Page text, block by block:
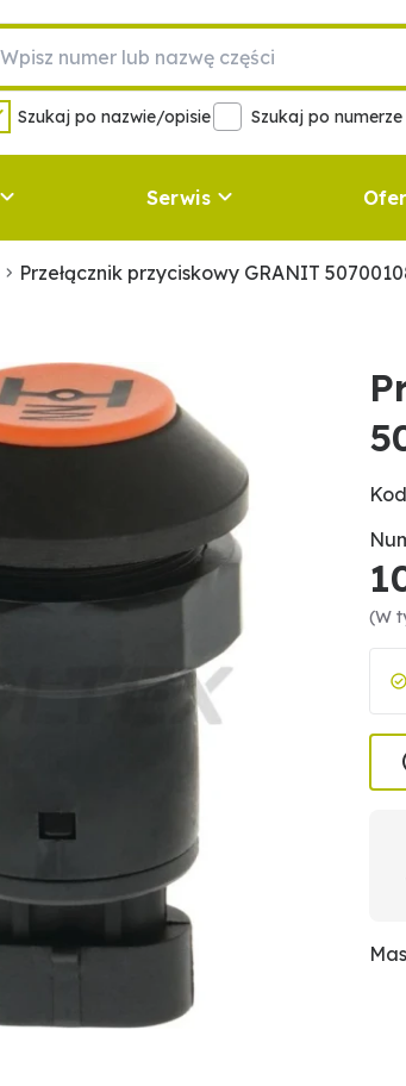
Szukaj po nazwie/opisie Szukaj po
Serwis
Przełącznik przyciskowy GRANIT
(W